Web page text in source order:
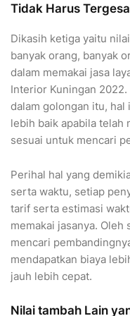
Tidak Harus
Dikasih ketiga yaitu
banyak orang, banyak
dalam memakai jasa
Interior Kuningan
dalam golongan itu, hal
lebih baik apabila telah
sesuai untuk mencari
Perihal hal yang
serta waktu, setiap
tarif serta estimasi
memakai jasanya.
mencari
mendapatkan biaya
jauh lebih cepat.
Nilai tambah Lain